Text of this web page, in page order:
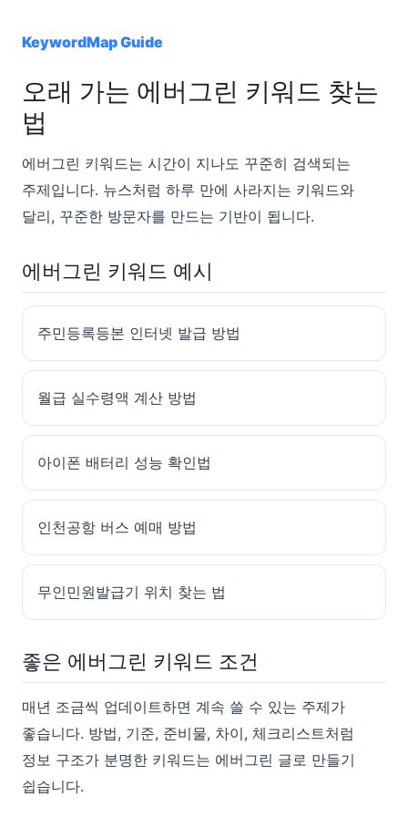
KeywordMap Guide
오래 가는 에버그린 키워드 찾는
법
에버그린 키워드는 시간이 지나도 꾸준히 검색되는
주제입니다. 뉴스처럼 하루 만에 사라지는 키워드와
달리, 꾸준한 방문자를 만드는 기반이 됩니다.
에버그린 키워드 예시
주민등록등본 인터넷 발급 방법
월급 실수령액 계산 방법
아이폰 배터리 성능 확인법
인천공항 버스 예매 방법
무인민원발급기 위치 찾는 법
좋은 에버그린 키워드 조건
매년 조금씩 업데이트하면 계속 쓸 수 있는 주제가
좋습니다. 방법, 기준, 준비물, 차이, 체크리스트처럼
정보 구조가 분명한 키워드는 에버그린 글로 만들기
쉽습니다.